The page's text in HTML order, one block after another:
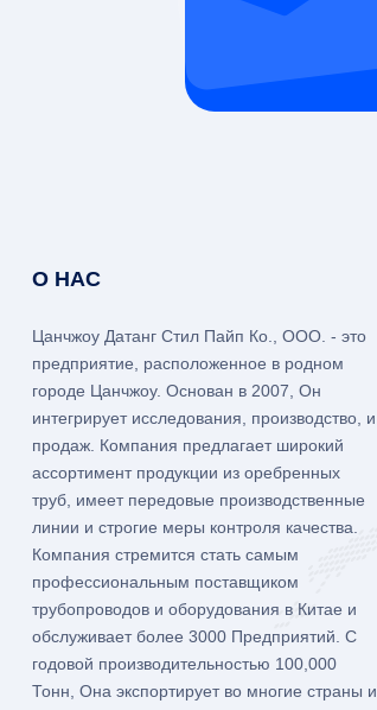
О НАС
Цанчжоу Датанг Стил Пайп Ко., ООО. - это
предприятие, расположенное в родном
городе Цанчжоу. Основан в 2007, Он
интегрирует исследования, производство, и
продаж. Компания предлагает широкий
ассортимент продукции из оребренных
труб, имеет передовые производственные
линии и строгие меры контроля качества.
Компания стремится стать самым
профессиональным поставщиком
трубопроводов и оборудования в Китае и
обслуживает более 3000 Предприятий. С
годовой производительностью 100,000
Тонн, Она экспортирует во многие страны и